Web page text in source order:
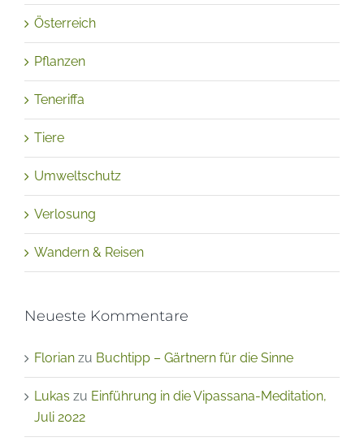
Österreich
Pflanzen
Teneriffa
Tiere
Umweltschutz
Verlosung
Wandern & Reisen
Neueste Kommentare
Florian zu Buchtipp – Gärtnern für die Sinne
Lukas zu Einführung in die Vipassana-Meditation,
Juli 2022